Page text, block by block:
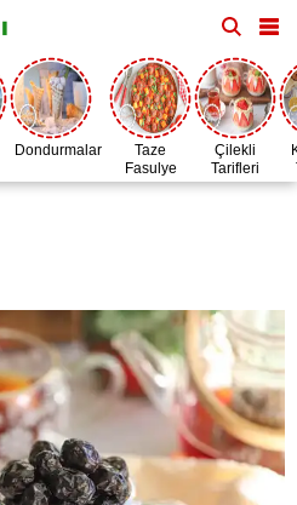
Dondurmalar
Taze
Fasulye
Zamanı
Çilekli
Tarifleri